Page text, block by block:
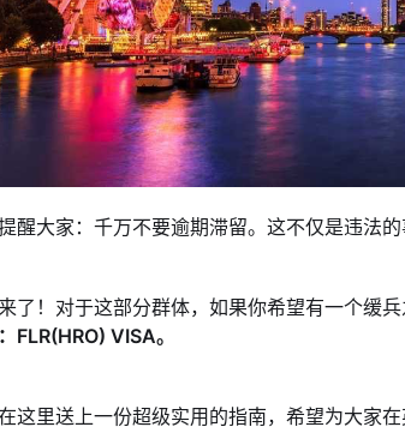
醒大家：千万不要逾期滞留。这不仅是违法
了！对于这部分群体，如果你希望有一个缓
FLR(HRO) VISA。
这里送上一份超级实用的指南，希望为大家